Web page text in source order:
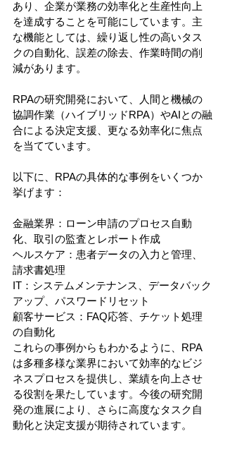
あり、企業が業務の効率化と生産性向上
を達成することを可能にしています。主
な機能としては、繰り返し性の高いタス
クの自動化、誤差の除去、作業時間の削
減があります。
RPAの研究開発において、人間と機械の
協調作業（ハイブリッドRPA）やAIとの融
合による決定支援、更なる効率化に焦点
を当てています。
以下に、RPAの具体的な事例をいくつか
挙げます：
金融業界：ローン申請のプロセス自動
化、取引の監査とレポート作成
ヘルスケア：患者データの入力と管理、
請求書処理
IT：システムメンテナンス、データバック
アップ、パスワードリセット
顧客サービス：FAQ応答、チケット処理
の自動化
これらの事例からもわかるように、RPA
は多種多様な業界において効率的なビジ
ネスプロセスを提供し、業績を向上させ
る役割を果たしています。今後の研究開
発の進展により、さらに高度なタスク自
動化と決定支援が期待されています。